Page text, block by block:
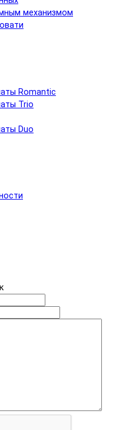
механизмом
Romantic
Trio
Duo